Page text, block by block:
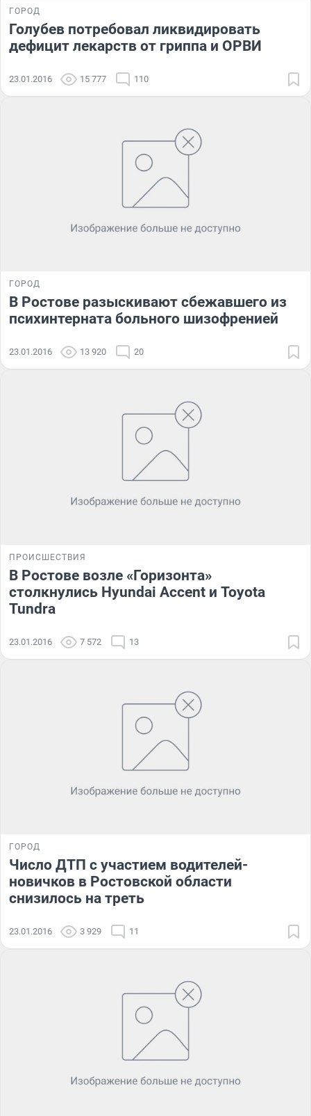
ГОРОД
Голубев потребовал ликвидировать
дефицит лекарств от гриппа и ОРВИ
23.01.2016 15 777 110
ГОРОД
В Ростове разыскивают сбежавшего из
психинтерната больного шизофренией
23.01.2016 13 920 20
ПРОИСШЕСТВИЯ
В Ростове возле «Горизонта»
столкнулись Hyundai Accent и Toyota
Tundra
23.01.2016 7 572 13
ГОРОД
Число ДТП с участием водителей-
новичков в Ростовской области
снизилось на треть
23.01.2016 3 929 11